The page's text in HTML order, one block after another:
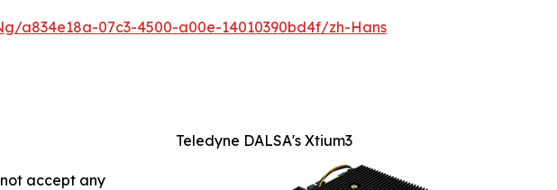
a834e18a-07c3-4500-a00e-14010390bd4f/zh-Hans
Teledyne DALSA's Xtium3
accept any